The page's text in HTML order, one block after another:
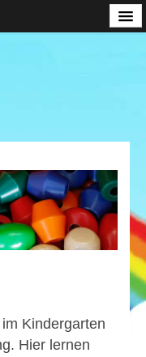
Kindergarten
Hier lernen